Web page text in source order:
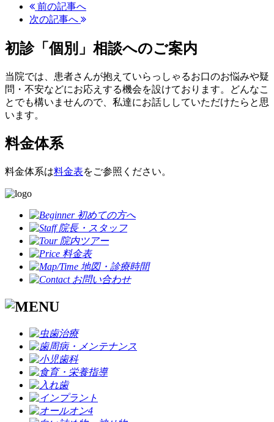
前の記事へ
次の記事へ
初診「個別」相談へのご案内
当院では、患者さんが抱えていらっしゃるお口のお悩みや疑
問・不安などにお応えする機会を設けております。どんなこ
とでも構いませんので、私達にお話ししていただけたらと思
います。
料金体系
料金体系は料金表をご参照ください。